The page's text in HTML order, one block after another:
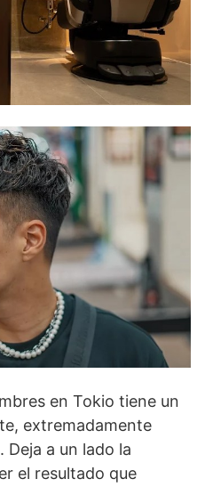
en Tokio tiene un
extremadamente
Deja a un lado la
el resultado que